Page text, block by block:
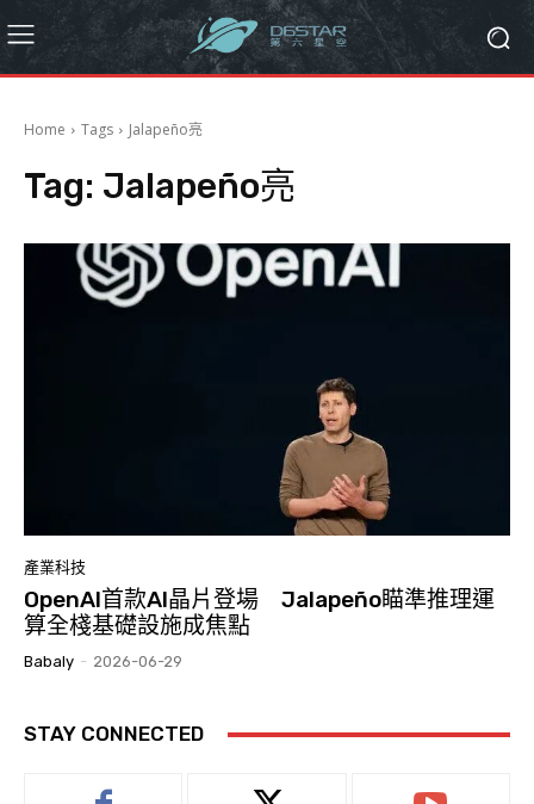
Home Tags Jalapeño亮
Tag: Jalapeño亮
產業科技
OpenAI首款AI晶片登場 Jalapeño瞄準推理運
算全棧基礎設施成焦點
Babaly - 2026-06-29
STAY CONNECTED